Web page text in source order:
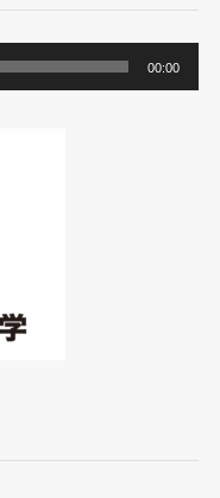
00:00